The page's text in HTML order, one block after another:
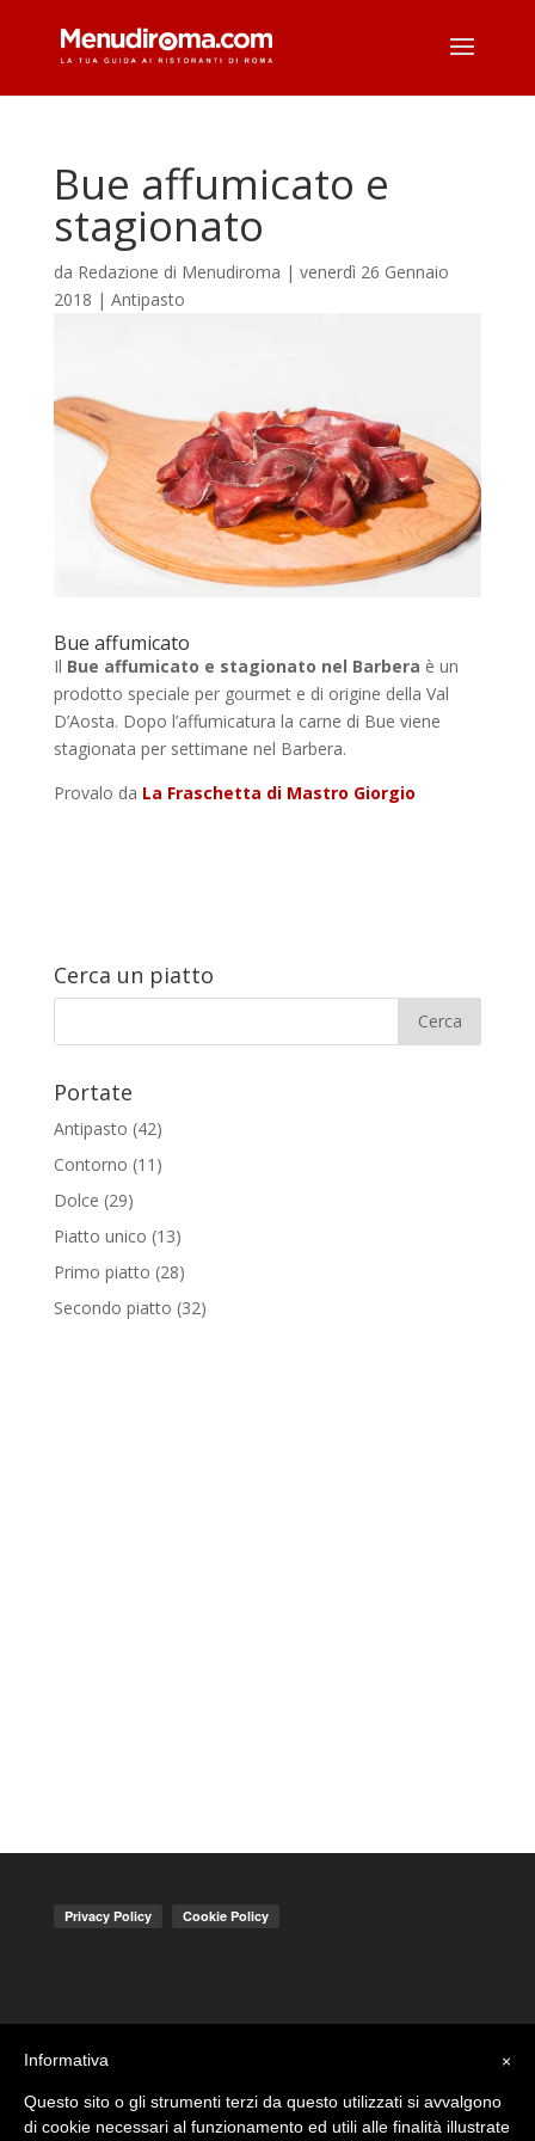
Bue affumicato e
stagionato
da Redazione di Menudiroma | venerdì 26 Gennaio
2018 | Antipasto
Bue affumicato
Il Bue affumicato e stagionato nel Barbera è un
prodotto speciale per gourmet e di origine della Val
D’Aosta. Dopo l’affumicatura la carne di Bue viene
stagionata per settimane nel Barbera.
Provalo da La Fraschetta di Mastro Giorgio
Cerca un piatto
Portate
Antipasto (42)
Contorno (11)
Dolce (29)
Piatto unico (13)
Primo piatto (28)
Secondo piatto (32)
×
Informativa
Questo sito o gli strumenti terzi da questo utilizzati si avvalgono
di cookie necessari al funzionamento ed utili alle finalità illustrate